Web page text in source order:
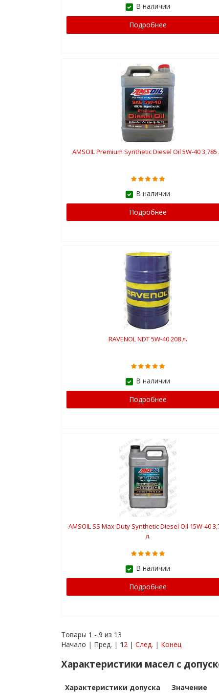
В наличии
Подробнее
AMSOIL Premium Synthetic Diesel Oil 5W-40 3,785
В наличии
Подробнее
RAVENOL NDT 5W-40 208 л.
В наличии
Подробнее
AMSOIL SS Max-Duty Synthetic Diesel Oil 15W-40
л.
В наличии
Подробнее
Товары 1 - 9 из 13
Начало | Пред. | 12 | След. | Конец
Характеристики масел с
Характеристики допуска
Значение